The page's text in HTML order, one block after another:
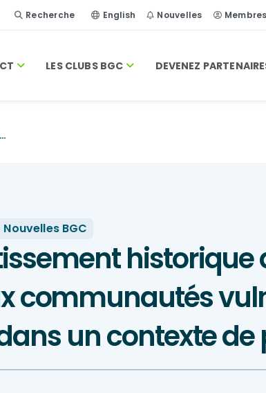
Recherche English Nouvelles Membres
LES CLUBS BGC DEVENEZ
BGC Canada salue l’investissement historique qu’accorde le gouvernement fédéral aux communautés vulnérables, à la jeunesse et au soutien dans un contexte de pandémie
Nouvelles BGC
historique
communautés
un contexte